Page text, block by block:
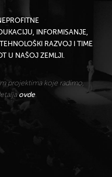
INFORMISANJE,
RAZVOJ I TIME
U NAŠOJ ZEMLJI.
projektima koje radimo,
ovde.